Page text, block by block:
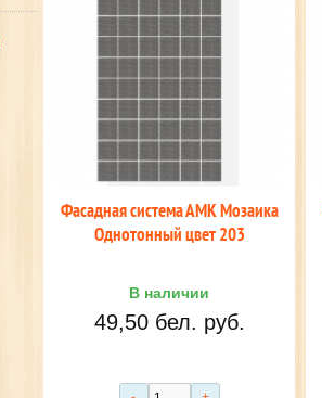
Фасадная система АМК Мозаика
Однотонный цвет 203
В наличии
49,50 бел. руб.